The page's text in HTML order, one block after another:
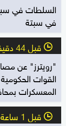
في سبتة
l قبل 44 دقيقة
القوات
المعسكرات
l قبل 1 ساعة